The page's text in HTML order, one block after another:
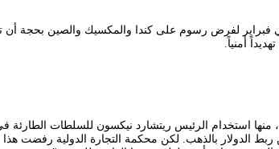
فبراير لفرض رسوم على كندا والمكسيك والصين بحجة أن
أمنياً.
منها استخدام الرئيس ريتشارد نيكسون للسلطات الطارئة
الدولار بالذهب. لكن محكمة التجارة الدولية رفضت هذا